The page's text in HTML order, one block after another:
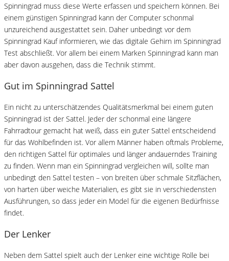
Spinningrad muss diese Werte erfassen und speichern können. Bei
einem günstigen Spinningrad kann der Computer schonmal
unzureichend ausgestattet sein. Daher unbedingt vor dem
Spinningrad Kauf informieren, wie das digitale Gehirn im Spinningrad
Test abschließt. Vor allem bei einem Marken Spinningrad kann man
aber davon ausgehen, dass die Technik stimmt.
Gut im Spinningrad Sattel
Ein nicht zu unterschätzendes Qualitätsmerkmal bei einem guten
Spinningrad ist der Sattel. Jeder der schonmal eine längere
Fahrradtour gemacht hat weiß, dass ein guter Sattel entscheidend
für das Wohlbefinden ist. Vor allem Männer haben oftmals Probleme,
den richtigen Sattel für optimales und länger andauerndes Training
zu finden. Wenn man ein Spinningrad vergleichen will, sollte man
unbedingt den Sattel testen – von breiten über schmale Sitzflächen,
von harten über weiche Materialien, es gibt sie in verschiedensten
Ausführungen, so dass jeder ein Model für die eigenen Bedürfnisse
findet.
Der Lenker
Neben dem Sattel spielt auch der Lenker eine wichtige Rolle bei